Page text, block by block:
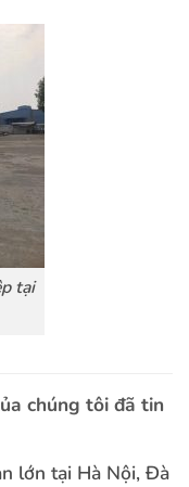
tại
chúng tôi đã tin
lớn tại Hà Nội, Đà